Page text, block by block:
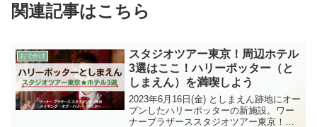
関連記事はこちら
おでかけ
スタジオツアー東京！周辺ホテル
3選はここ！ハリーポッター（と
しまえん）を満喫しよう
2023年6月16日(金) としまえん跡地にオー
プンしたハリーポッターの新施設。ワー
ナーブラザーススタジオツアー東京！周